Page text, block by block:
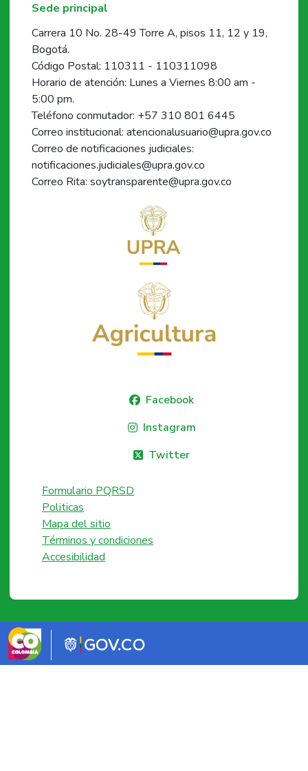
Sede principal
Carrera 10 No. 28-49 Torre A, pisos 11, 12 y 19,
Bogotá.
Código Postal: 110311 - 110311098
Horario de atención: Lunes a Viernes 8:00 am -
5:00 pm.
Teléfono conmutador: +57 310 801 6445
Correo institucional: atencionalusuario@upra.gov.co
Correo de notificaciones judiciales:
notificaciones.judiciales@upra.gov.co
Correo Rita: soytransparente@upra.gov.co
Facebook
Instagram
Twitter
Formulario PQRSD
Politicas
Mapa del sitio
Términos y condiciones
Accesibilidad